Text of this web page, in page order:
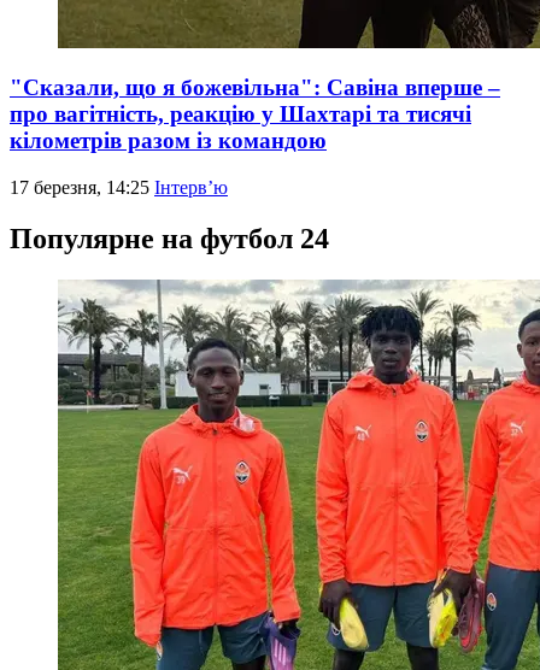
"Сказали, що я божевільна": Савіна вперше –
про вагітність, реакцію у Шахтарі та тисячі
кілометрів разом із командою
17 березня, 14:25 Інтерв’ю
Популярне на футбол 24